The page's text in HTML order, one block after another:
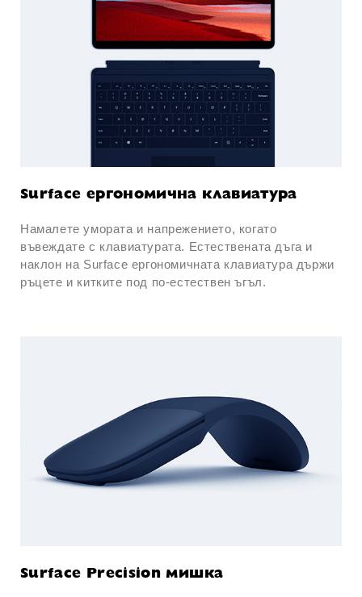
Surface ергономична клавиатура
Намалете умората и напрежението, когато
въвеждате с клавиатурата. Естествената дъга и
наклон на Surface ергономичната клавиатура държи
ръцете и китките под по-естествен ъгъл.
Surface Precision мишка